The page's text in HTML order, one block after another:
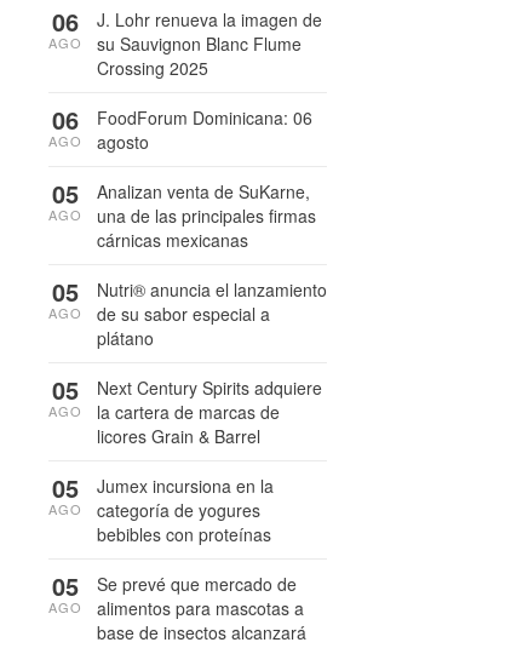
J. Lohr renueva la imagen de
su Sauvignon Blanc Flume
Crossing 2025
06
AGO
FoodForum Dominicana: 06
agosto
06
AGO
Analizan venta de SuKarne,
una de las principales firmas
cárnicas mexicanas
05
AGO
Nutri® anuncia el lanzamiento
de su sabor especial a
plátano
05
AGO
Next Century Spirits adquiere
la cartera de marcas de
licores Grain & Barrel
05
AGO
Jumex incursiona en la
categoría de yogures
bebibles con proteínas
05
AGO
Se prevé que mercado de
alimentos para mascotas a
base de insectos alcanzará
05
AGO